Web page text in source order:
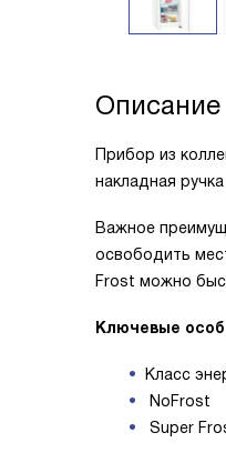
Прибор из
накладная
Важное
освободить
Frost можно
Ключевые
Класс
NoFrost
Super